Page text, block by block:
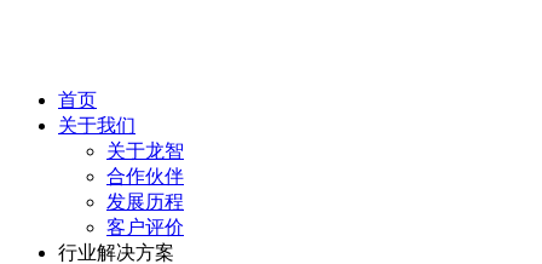
首页
关于我们
关于龙智
合作伙伴
发展历程
客户评价
行业解决方案